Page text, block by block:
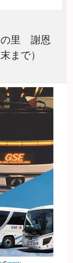
里 謝恩
まで）